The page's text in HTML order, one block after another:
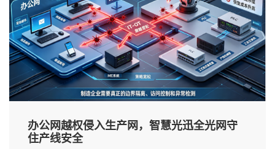
办公网越权侵入生产网，智慧光迅全光网守
住产线安全